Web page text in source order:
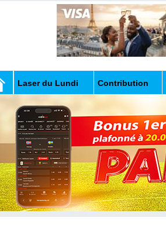
Laser du Lundi Contribution